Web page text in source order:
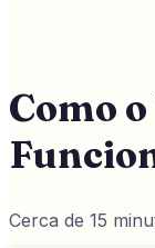
Como
Cerca de 15